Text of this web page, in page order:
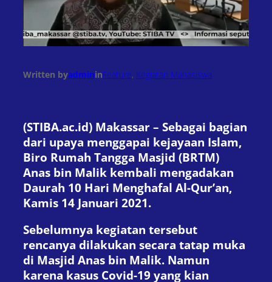
Written byadmininFeature, Kegiatan Mahasiswa
(STIBA.ac.id) Makassar – Sebagai bagian
dari upaya menggapai kejayaan Islam,
Biro Rumah Tangga Masjid (BRTM)
Anas bin Malik kembali mengadakan
Daurah 10 Hari Menghafal Al-Qur’an,
Kamis 14 Januari 2021.
Sebelumnya kegiatan tersebut
rencanya dilakukan secara tatap muka
di Masjid Anas bin Malik. Namun
karena kasus Covid-19 yang kian